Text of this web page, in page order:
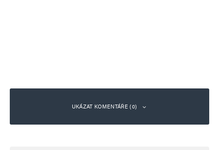
UKÁZAT KOMENTÁŘE (0)